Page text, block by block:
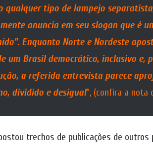
qualquer tipo de lampejo
anuncia em seu slogan que é
Enquanto Norte e Nordeste
um Brasil democrático, inclusivo e,
a referida entrevista parece
dividido e desigual“, (confira a nota
trechos de publicações de